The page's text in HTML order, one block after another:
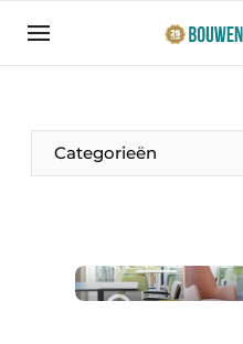
Aanmelden
Bedrijven
Bouwen aan de
Direct contact
Categorieën
Productinformatie